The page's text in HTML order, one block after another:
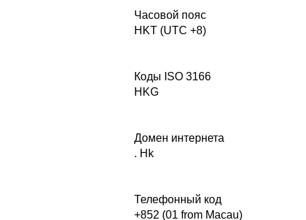
Часовой пояс
HKT (UTC +8)
Коды ISO 3166
HKG
Домен интернета
. Hk
Телефонный код
+852 (01 from Macau)